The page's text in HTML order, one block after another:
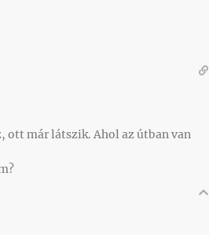
ott már látszik. Ahol az útban van